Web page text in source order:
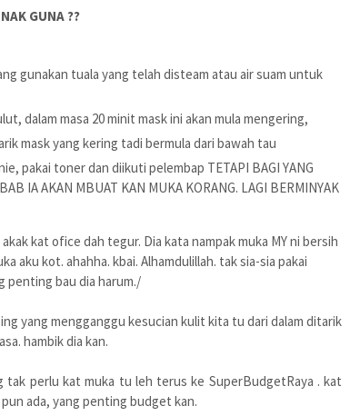
GUNA ??
gunakan tuala yang telah disteam atau air suam untuk
dalam masa 20 minit mask ini akan mula mengering,
mask yang kering tadi bermula dari bawah tau
pakai toner dan diikuti pelembap TETAPI BAGI YANG
IA AKAN MBUAT KAN MUKA KORANG. LAGI BERMINYAK
kat ofice dah tegur. Dia kata nampak muka MY ni bersih
aku kot. ahahha. kbai. Alhamdulillah. tak sia-sia pakai
penting bau dia harum./
yang mengganggu kesucian kulit kita tu dari dalam ditarik
hambik dia kan.
tak perlu kat muka tu leh terus ke SuperBudgetRaya . kat
ada, yang penting budget kan.